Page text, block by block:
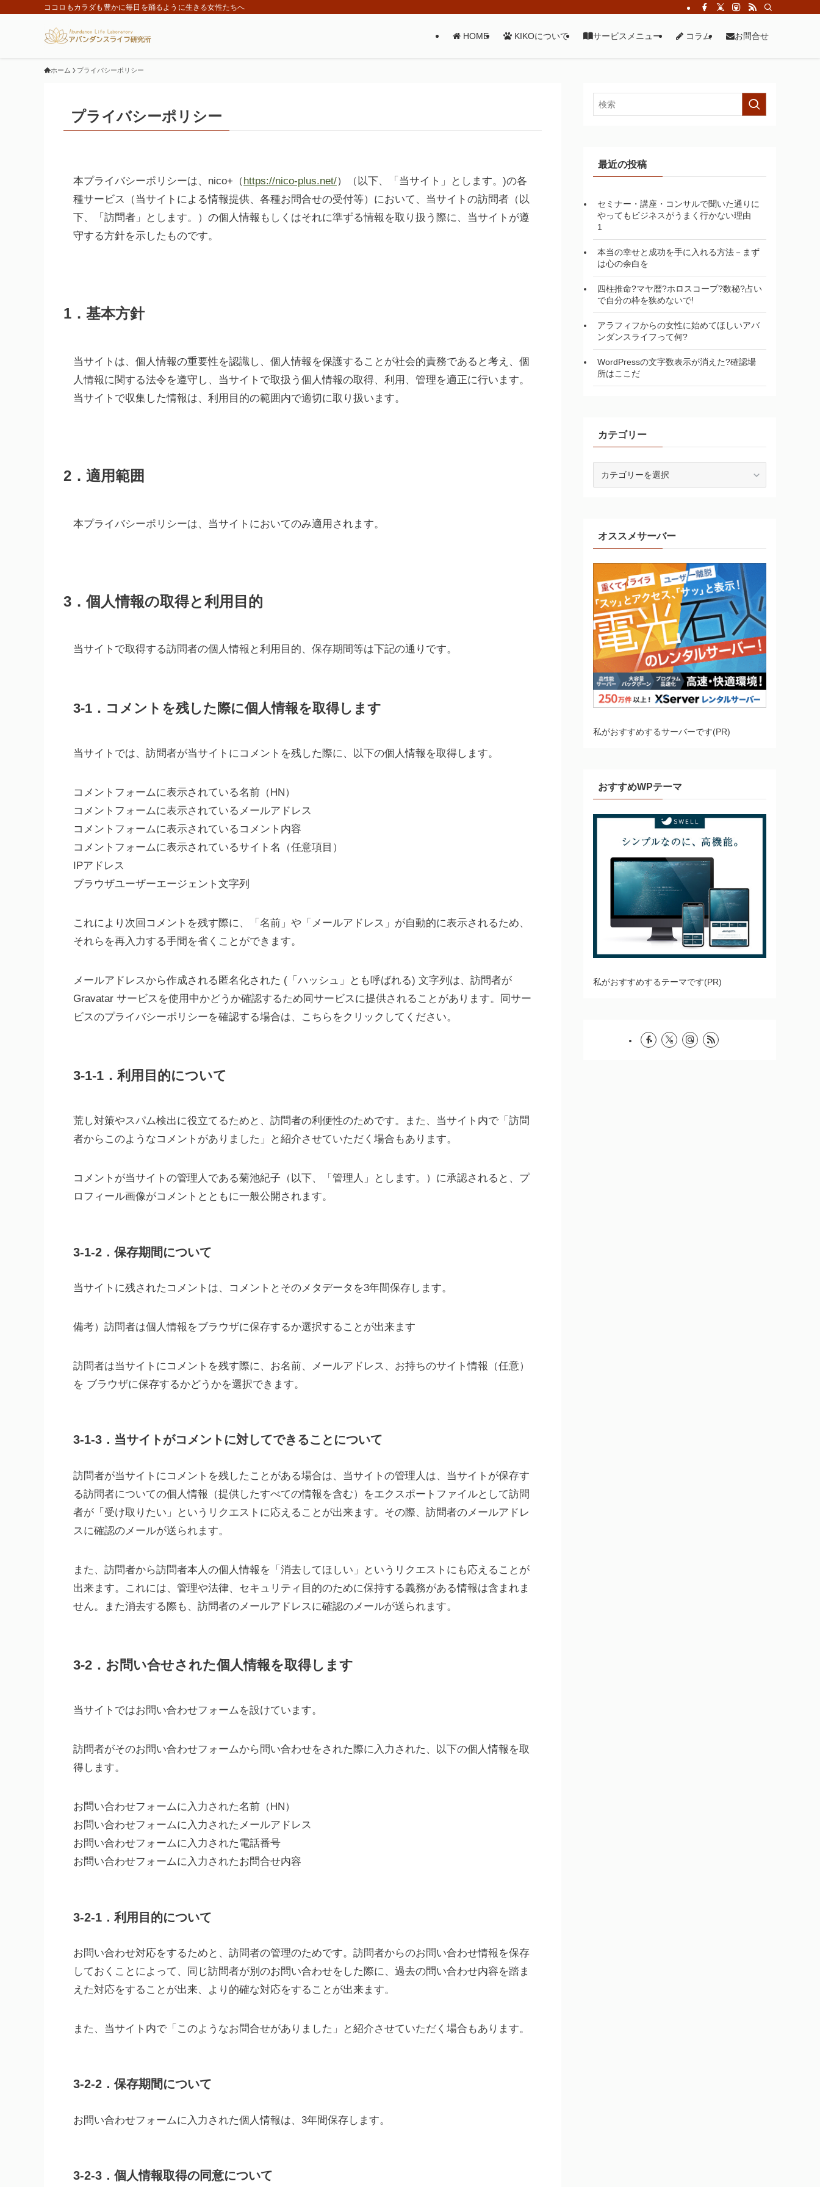
ココロもカラダも豊かに毎日を踊るように生きる女性たちへ
HOME KIKOについて サービスメニュー コラム お問合せ
ホーム プライバシーポリシー
プライバシーポリシー
本プライバシーポリシーは、nico+（https://nico-plus.net/）（以下、「当サイト」とします。)の各
種サービス（当サイトによる情報提供、各種お問合せの受付等）において、当サイトの訪問者（以
下、「訪問者」とします。）の個人情報もしくはそれに準ずる情報を取り扱う際に、当サイトが遵
守する方針を示したものです。
1．基本方針
当サイトは、個人情報の重要性を認識し、個人情報を保護することが社会的責務であると考え、個
人情報に関する法令を遵守し、当サイトで取扱う個人情報の取得、利用、管理を適正に行います。
当サイトで収集した情報は、利用目的の範囲内で適切に取り扱います。
2．適用範囲
本プライバシーポリシーは、当サイトにおいてのみ適用されます。
3．個人情報の取得と利用目的
当サイトで取得する訪問者の個人情報と利用目的、保存期間等は下記の通りです。
3-1．コメントを残した際に個人情報を取得します
当サイトでは、訪問者が当サイトにコメントを残した際に、以下の個人情報を取得します。
コメントフォームに表示されている名前（HN）
コメントフォームに表示されているメールアドレス
コメントフォームに表示されているコメント内容
コメントフォームに表示されているサイト名（任意項目）
IPアドレス
ブラウザユーザーエージェント文字列
これにより次回コメントを残す際に、「名前」や「メールアドレス」が自動的に表示されるため、
それらを再入力する手間を省くことができます。
メールアドレスから作成される匿名化された (「ハッシュ」とも呼ばれる) 文字列は、訪問者が
Gravatar サービスを使用中かどうか確認するため同サービスに提供されることがあります。同サー
ビスのプライバシーポリシーを確認する場合は、こちらをクリックしてください。
3-1-1．利用目的について
荒し対策やスパム検出に役立てるためと、訪問者の利便性のためです。また、当サイト内で「訪問
者からこのようなコメントがありました」と紹介させていただく場合もあります。
コメントが当サイトの管理人である菊池紀子（以下、「管理人」とします。）に承認されると、プ
ロフィール画像がコメントとともに一般公開されます。
3-1-2．保存期間について
当サイトに残されたコメントは、コメントとそのメタデータを3年間保存します。
備考）訪問者は個人情報をブラウザに保存するか選択することが出来ます
訪問者は当サイトにコメントを残す際に、お名前、メールアドレス、お持ちのサイト情報（任意）
を ブラウザに保存するかどうかを選択できます。
3-1-3．当サイトがコメントに対してできることについて
訪問者が当サイトにコメントを残したことがある場合は、当サイトの管理人は、当サイトが保存す
る訪問者についての個人情報（提供したすべての情報を含む）をエクスポートファイルとして訪問
者が「受け取りたい」というリクエストに応えることが出来ます。その際、訪問者のメールアドレ
スに確認のメールが送られます。
また、訪問者から訪問者本人の個人情報を「消去してほしい」というリクエストにも応えることが
出来ます。これには、管理や法律、セキュリティ目的のために保持する義務がある情報は含まれま
せん。また消去する際も、訪問者のメールアドレスに確認のメールが送られます。
3-2．お問い合せされた個人情報を取得します
当サイトではお問い合わせフォームを設けています。
訪問者がそのお問い合わせフォームから問い合わせをされた際に入力された、以下の個人情報を取
得します。
お問い合わせフォームに入力された名前（HN）
お問い合わせフォームに入力されたメールアドレス
お問い合わせフォームに入力された電話番号
お問い合わせフォームに入力されたお問合せ内容
3-2-1．利用目的について
お問い合わせ対応をするためと、訪問者の管理のためです。訪問者からのお問い合わせ情報を保存
しておくことによって、同じ訪問者が別のお問い合わせをした際に、過去の問い合わせ内容を踏ま
えた対応をすることが出来、より的確な対応をすることが出来ます。
また、当サイト内で「このようなお問合せがありました」と紹介させていただく場合もあります。
3-2-2．保存期間について
お問い合わせフォームに入力された個人情報は、3年間保存します。
3-2-3．個人情報取得の同意について
最近の投稿
セミナー・講座・コンサルで聞いた通りに
やってもビジネスがうまく行かない理由
1
本当の幸せと成功を手に入れる方法－まず
は心の余白を
四柱推命?マヤ暦?ホロスコープ?数秘?占い
で自分の枠を狭めないで!
アラフィフからの女性に始めてほしいアバ
ンダンスライフって何?
WordPressの文字数表示が消えた?確認場
所はここだ
カテゴリー
オススメサーバー
私がおすすめするサーバーです(PR)
おすすめWPテーマ
私がおすすめするテーマです(PR)